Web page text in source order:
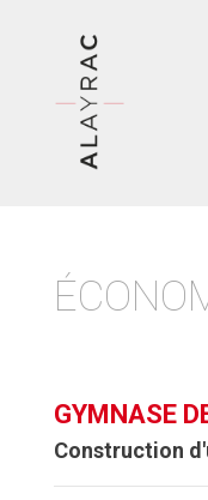
GYMNASE
Construction